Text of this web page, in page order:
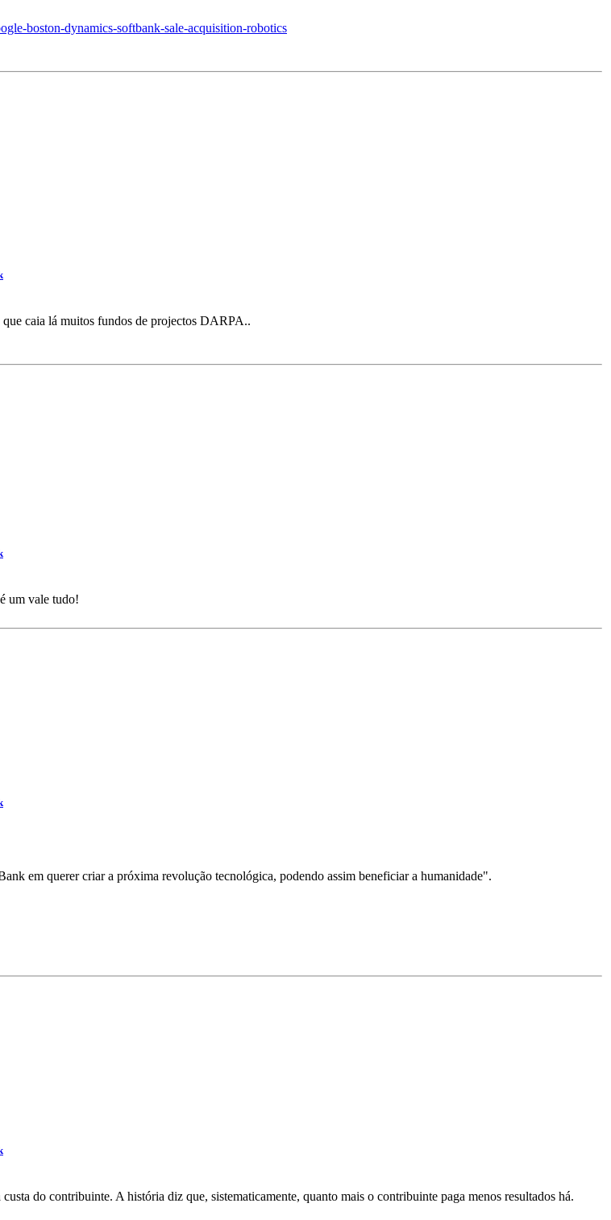
boston-dynamics-softbank-sale-acquisition-robotics
caia lá muitos fundos de projectos DARPA..
um vale tudo!
em querer criar a próxima revolução tecnológica, podendo assim beneficiar a humanidade".
do contribuinte. A história diz que, sistematicamente, quanto mais o contribuinte paga menos resultados há.